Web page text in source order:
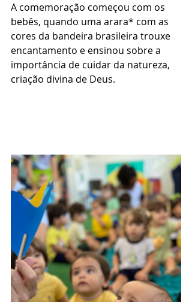
A comemoração começou com os
bebês, quando uma arara* com as
cores da bandeira brasileira trouxe
encantamento e ensinou sobre a
importância de cuidar da natureza,
criação divina de Deus.